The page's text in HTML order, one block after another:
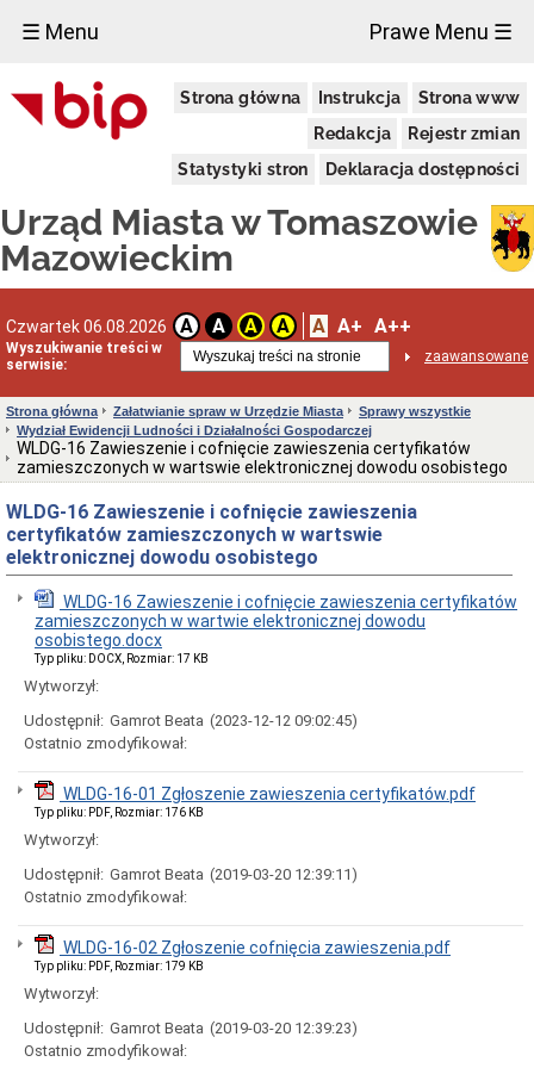
☰ Menu Prawe Menu ☰
Strona główna Instrukcja
Strona www
Redakcja
Rejestr zmian
Statystyki stron
Deklaracja dostępności
Urząd Miasta w Tomaszowie
Mazowieckim
Czwartek 06.08.2026 A A A A A A+ A++
Wyszukiwanie treści w
serwisie:
zaawansowane
Miasto
Pieczęcie
Granice
miasta
Statut
Miasta
Władze
Miasta
Prezydent
zastępcy
Rada
Miejska
2024-
Prezydium
Rady
Miejskiej
Dyżury
w
Biurze
Rady
Miejskiej
Składy
komisji
stałych
doraźnych
Sesje
Rady
Miejskiej
zapytania
Transmisje
obrad
sesji
wykazy
głosowań
Strona główna Załatwianie spraw w Urzędzie Miasta
Sprawy wszystkie
Wydział Ewidencji Ludności i Działalności Gospodarczej
WLDG-16 Zawieszenie i cofnięcie zawieszenia certyfikatów
zamieszczonych w wartswie elektronicznej dowodu osobistego
WLDG-16 Zawieszenie i cofnięcie zawieszenia
certyfikatów zamieszczonych w wartswie
elektronicznej dowodu osobistego
WLDG-16 Zawieszenie i cofnięcie zawieszenia certyfikatów
zamieszczonych w wartwie elektronicznej dowodu
osobistego.docx
Typ pliku: DOCX, Rozmiar: 17 KB
Wytworzył:
Udostępnił: Gamrot Beata (2023-12-12 09:02:45)
Ostatnio zmodyfikował:
WLDG-16-01 Zgłoszenie zawieszenia certyfikatów.pdf
Typ pliku: PDF, Rozmiar: 176 KB
Wytworzył:
Udostępnił: Gamrot Beata (2019-03-20 12:39:11)
Ostatnio zmodyfikował:
WLDG-16-02 Zgłoszenie cofnięcia zawieszenia.pdf
Typ pliku: PDF, Rozmiar: 179 KB
Wytworzył:
Udostępnił: Gamrot Beata (2019-03-20 12:39:23)
Ostatnio zmodyfikował:
×